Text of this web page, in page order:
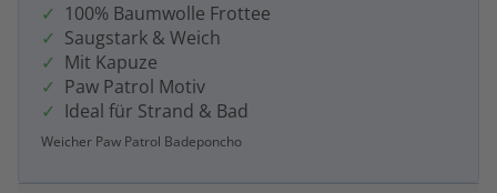
100% Baumwolle Frottee
Saugstark & Weich
Mit Kapuze
Paw Patrol Motiv
Ideal für Strand & Bad
Weicher Paw Patrol Badeponcho